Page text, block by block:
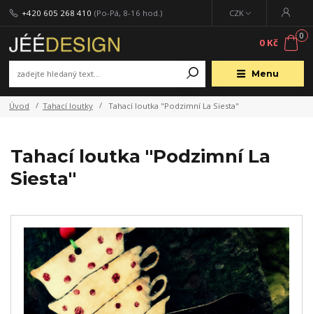
Menu
CZK
+420 605 268 410 (Po-Pá, 8-16 hod.)
0
0 Kč
Úvod Tahací loutky Tahací loutka "Podzimní La Siesta"
Tahací loutka "Podzimní La
Siesta"